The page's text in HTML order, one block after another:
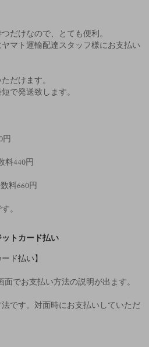
だけなので、とても便利。
マト運輸配達スタッフ様にお支払い
だけます。
で発送致します。
円
440円
料660円
。
トカード払い
ド払い】
でお支払い方法の説明が出ます。
です。対面時にお支払いしていただ